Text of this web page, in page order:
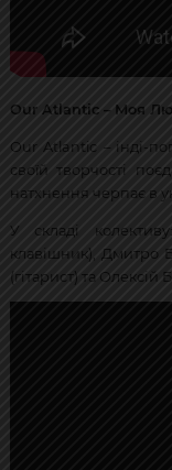
Our Atlantic – Моя
Our Atlantic – інді-
своїй творчості
натхнення черпає в
У складі
клавішник), Дмитро
(гітарист) та Олексій